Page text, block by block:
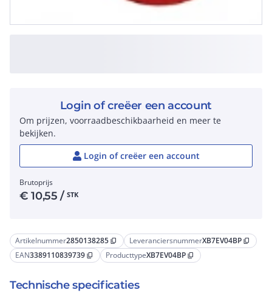
Artikelnummer2850138285 content_copy LeveranciersnummerXB7EV04BP content_copy
EAN3389110839739 content_copy ProducttypeXB7EV04BP content_copy
Technische specificaties
Login of creëer een account
Om prijzen, voorraadbeschikbaarheid en meer te
bekijken.
Login of creëer een account
Brutoprijs
€10,55 / STK